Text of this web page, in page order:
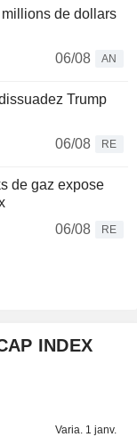
de dollars
06/08
AN
Trump
06/08
RE
de gaz expose
06/08
RE
INDEX
Varia. 1 janv.